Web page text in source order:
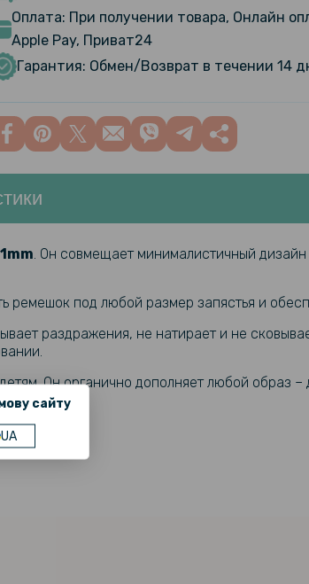
сайту
UA
SoftGlass Full Cover PMMA для
41mm, Black
Защитное стекло HD Clear для
Garmin Venu 4 41mm с рамкой
Силиконовый ремешок Solid
смартчасов Garmin Venu 4
Оплата: При получении товара, Онлайн
Apple Pay, Приват24
Гарантия: Обмен/Возврат в течении 14
. Он совмещает минималистичный
ремешок под любой размер запястья и
раздражения, не натирает и не
Он органично дополняет любой образ